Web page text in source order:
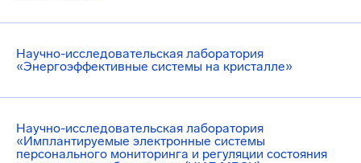
Научно-исследовательская лаборатория
«Энергоэффективные системы на кристалле»
Научно-исследовательская лаборатория
«Имплантируемые электронные системы
персонального мониторинга и регуляции состояния